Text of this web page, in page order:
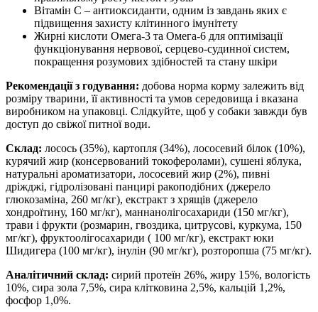
Вітамін С – антиоксиданти, одним із завдань яких є
підвищення захисту клітинного імунітету
Жирні кислоти Омега-3 та Омега-6 для оптимізації
функціонування нервової, серцево-судинної систем,
покращення розумових здібностей та стану шкіри
Рекомендації з годування: добова норма корму залежить від
розміру тварини, її активності та умов середовища і вказана
виробником на упаковці. Слідкуйте, щоб у собаки завжди був
доступ до свіжої питної води.
Склад: лосось (35%), картопля (34%), лососевий білок (10%),
курячий жир (консервований токоферолами), сушені яблука,
натуральні ароматизатори, лососевий жир (2%), пивні
дріжджі, гідролізовані панцирі ракоподібних (джерело
глюкозаміна, 260 мг/кг), екстракт з хрящів (джерело
хондроїтину, 160 мг/кг), маннанолігосахариди (150 мг/кг),
трави і фрукти (розмарин, гвоздика, цитрусові, куркума, 150
мг/кг), фруктоолігосахариди ( 100 мг/кг), екстракт юки
Шидигера (100 мг/кг), інулін (90 мг/кг), розторопша (75 мг/кг).
Аналітичний склад: сирий протеїн 26%, жиру 15%, вологість
10%, сира зола 7,5%, сира клітковина 2,5%, кальцій 1,2%,
фосфор 1,0%.